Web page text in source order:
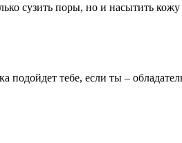
сузить поры, но и насытить
подойдет тебе, если ты –